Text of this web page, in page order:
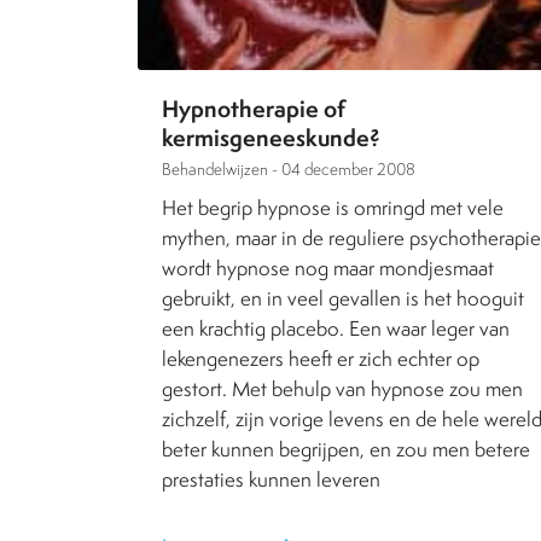
Hypnotherapie of
kermisgeneeskunde?
Behandelwijzen - 04 december 2008
Het begrip hypnose is omringd met vele
mythen, maar in de reguliere psychotherapie
wordt hypnose nog maar mondjesmaat
gebruikt, en in veel gevallen is het hooguit
een krachtig placebo. Een waar leger van
lekengenezers heeft er zich echter op
gestort. Met behulp van hypnose zou men
zichzelf, zijn vorige levens en de hele wereld
beter kunnen begrijpen, en zou men betere
prestaties kunnen leveren